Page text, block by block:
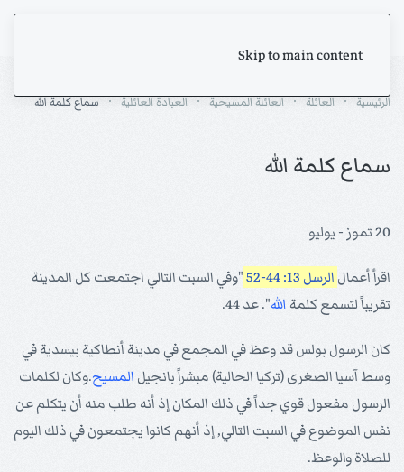
Skip to main content
الرئيسية العائلة العائلة المسيحية العبادة العائلية سماع كلمة الله
سماع كلمة الله
20 تموز - يوليو
اقرأ أعمال الرسل 13: 44-52
"وفي السبت التالي اجتمعت كل المدينة
تقريباً لتسمع كلمة الله". عد 44.
كان الرسول بولس قد وعظ في المجمع في مدينة أنطاكية بيسدية في
وسط آسيا الصغرى (تركيا الحالية) مبشراً بانجيل المسيح.وكان لكلمات
الرسول مفعول قوي جداً في ذلك المكان إذ أنه طلب منه أن يتكلم عن
نفس الموضوع في السبت التالي, إذ أنهم كانوا يجتمعون في ذلك اليوم
للصلاة والوعظ.